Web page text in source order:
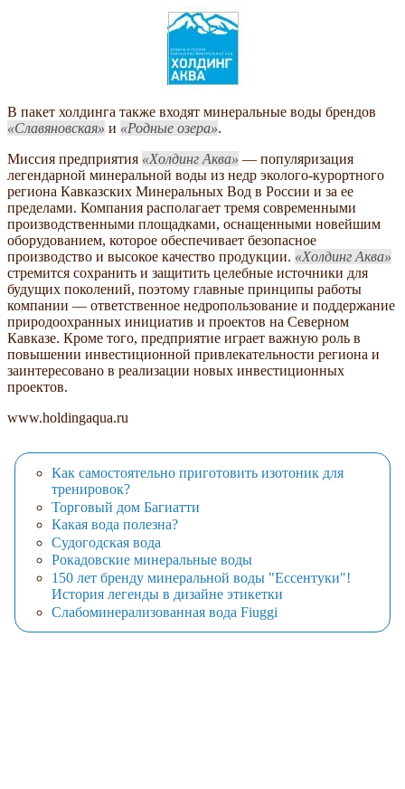
В пакет холдинга также входят минеральные воды брендов
Славяновская
и Родные озера .
Миссия предприятия
Холдинг Аква
— популяризация
легендарной минеральной воды из недр эколого-курортного
региона Кавказских Минеральных Вод в России и за ее
пределами. Компания располагает тремя современными
производственными площадками, оснащенными новейшим
оборудованием, которое обеспечивает безопасное
производство и высокое качество продукции.
Холдинг Аква
стремится сохранить и защитить целебные источники для
будущих поколений, поэтому главные принципы работы
компании — ответственное недропользование и поддержание
природоохранных инициатив и проектов на Северном
Кавказе. Кроме того, предприятие играет важную роль в
повышении инвестиционной привлекательности региона и
заинтересовано в реализации новых инвестиционных
проектов.
www.holdingaqua.ru
Как самостоятельно приготовить изотоник для
тренировок?
Торговый дом Багиатти
Какая вода полезна?
Судогодская вода
Рокадовские минеральные воды
150 лет бренду минеральной воды "Ессентуки"!
История легенды в дизайне этикетки
Слабоминерализованная вода Fiuggi